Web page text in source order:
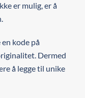
er mulig, er å
kode på
Dermed
å legge til unike